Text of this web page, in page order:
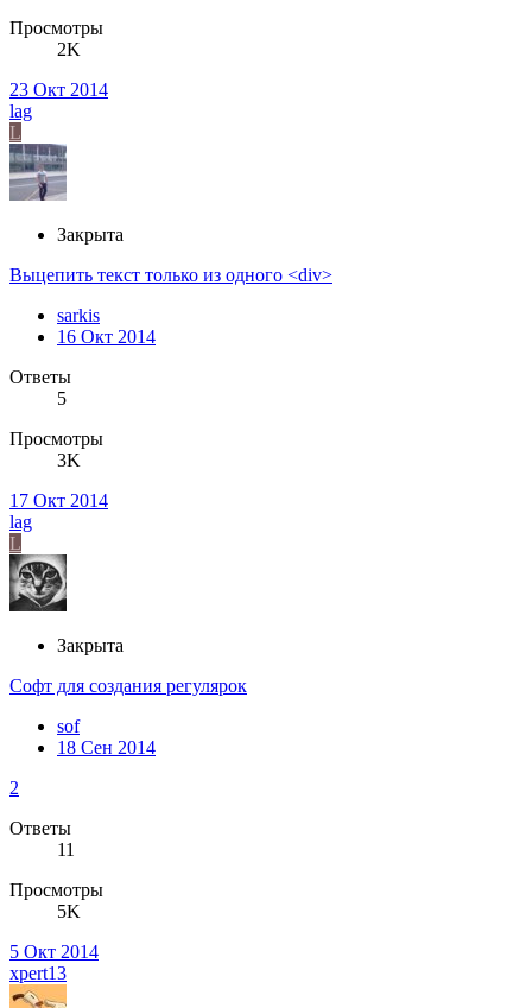
Просмотры
2K
23 Окт 2014
lag
L
Закрыта
Выцепить текст только из одного <div>
sarkis
16 Окт 2014
Ответы
5
Просмотры
3K
17 Окт 2014
lag
L
Закрыта
Софт для создания регулярок
sof
18 Сен 2014
2
Ответы
11
Просмотры
5K
5 Окт 2014
xpert13